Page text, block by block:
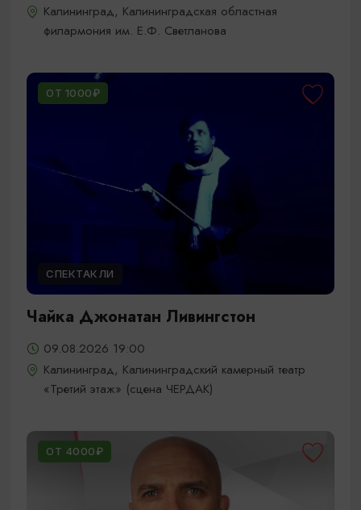
Калининград, Калининградская областная
филармония им. Е.Ф. Светланова
ОТ 1000₽
СПЕКТАКЛИ
Чайка Джонатан Ливингстон
09.08.2026 19:00
Калининград, Калининградский камерный театр
«Третий этаж» (сцена ЧЕРДАК)
ОТ 4000₽